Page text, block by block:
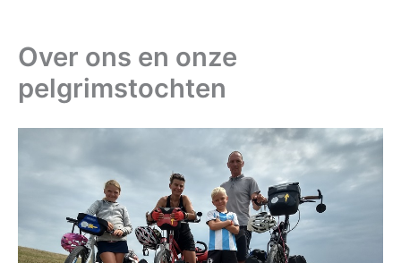
Over ons en onze
pelgrimstochten